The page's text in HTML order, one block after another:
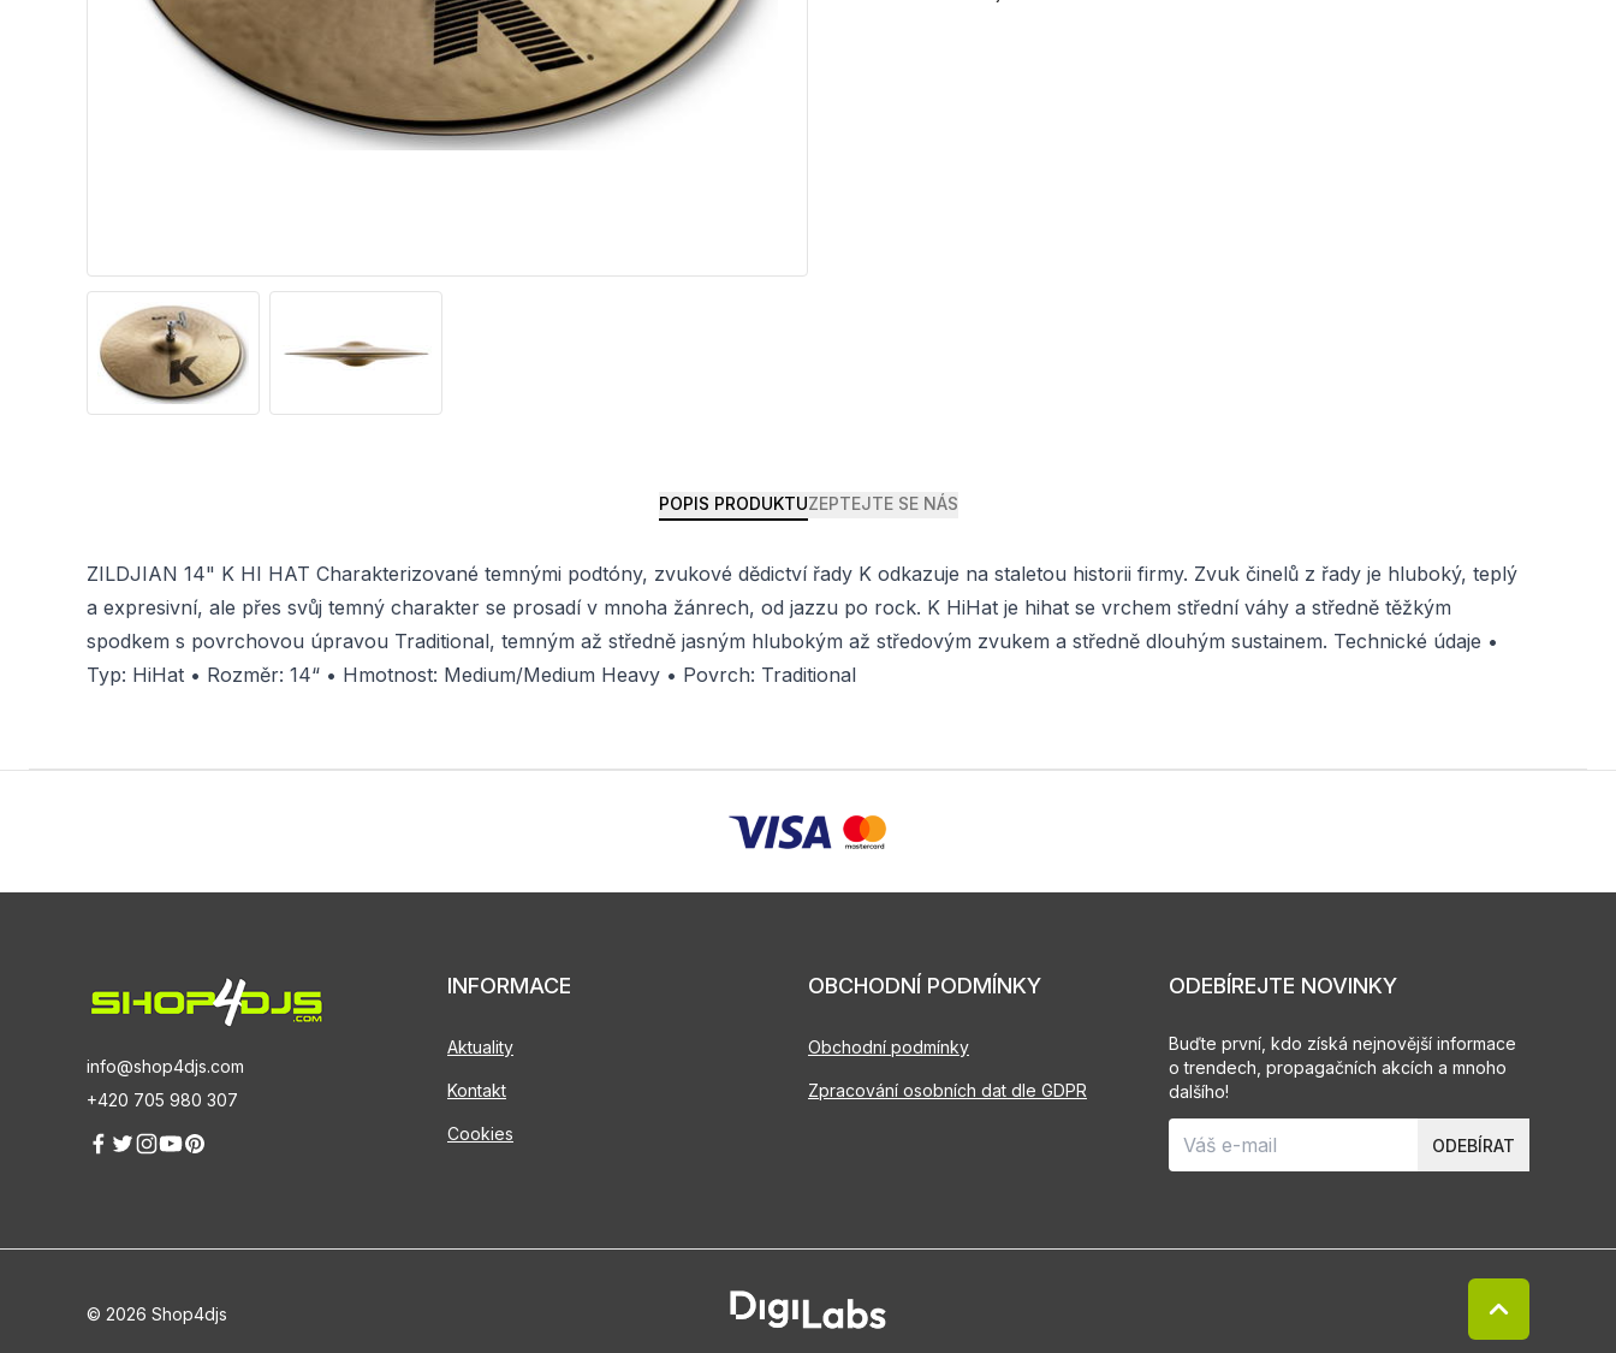
POPIS PRODUKTUZEPTEJTE SE NÁS
ZILDJIAN 14" K HI HAT Charakterizované temnými podtóny, zvukové dědictví řady K odkazuje na staletou historii firmy. Zvuk činelů z řady je hluboký, teplý
a expresivní, ale přes svůj temný charakter se prosadí v mnoha žánrech, od jazzu po rock. K HiHat je hihat se vrchem střední váhy a středně těžkým
spodkem s povrchovou úpravou Traditional, temným až středně jasným hlubokým až středovým zvukem a středně dlouhým sustainem. Technické údaje •
Typ: HiHat • Rozměr: 14“ • Hmotnost: Medium/Medium Heavy • Povrch: Traditional
info@shop4djs.com
+420 705 980 307
INFORMACE
Aktuality
Kontakt
Cookies
OBCHODNÍ PODMÍNKY
Obchodní podmínky
Zpracování osobních dat dle GDPR
ODEBÍREJTE NOVINKY
Buďte první, kdo získá nejnovější informace
o trendech, propagačních akcích a mnoho
dalšího!
ODEBÍRAT
© 2026 Shop4djs